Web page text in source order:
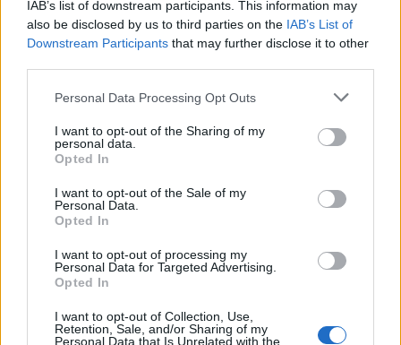
IAB’s list of downstream participants. This information may
also be disclosed by us to third parties on the IAB’s List of
Downstream Participants that may further disclose it to other
Please note that this website/app uses one or more Google
not limited to your visit or usage behaviour. You may click to
grant or deny consent to Google and its third-party tags to
use your data for below specified purposes in below Google
consent section.
Personal Data Processing Opt Outs
I want to opt-out of the Sharing of my
personal data.
Opted In
I want to opt-out of the Sale of my
Personal Data.
Opted In
I want to opt-out of processing my
Personal Data for Targeted Advertising.
Opted In
I want to opt-out of Collection, Use,
Retention, Sale, and/or Sharing of my
Personal Data that Is Unrelated with the
Η Bridgestone φέρνει την πραγματική απόδοση
ελαστικών στον νέο video game μοτοσυκλέτας
προγραμματιστή και εκδότη videogames Milestone, στο
νεότερο κεφάλαιο της σειράς Ride.
20.02.2026 17:00
Σκευοφύλαξ